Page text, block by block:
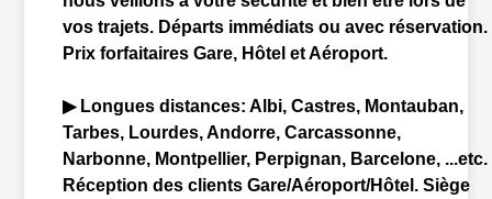
vos trajets. Départs immédiats ou avec réservation.
Prix forfaitairesGare, Hôtel etAéroport.
▶ Longues distances: Albi, Castres, Montauban,
Tarbes, Lourdes, Andorre, Carcassonne,
Narbonne, Montpellier, Perpignan, Barcelone, ...etc.
Réception des clientsGare/Aéroport/Hôtel. Siège